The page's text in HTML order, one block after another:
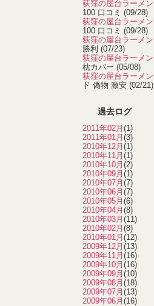
荻窪の屋台ラーメン
100 口コミ (09/28)
荻窪の屋台ラーメン
100 口コミ (09/28)
荻窪の屋台ラーメン
勝利 (07/23)
荻窪の屋台ラーメン
枕カバー (05/08)
荻窪の屋台ラーメン
ド 偽物 激安 (02/21)
過去ログ
2011年02月 (1)
2011年01月 (3)
2010年12月 (1)
2010年11月 (1)
2010年10月 (2)
2010年09月 (1)
2010年07月 (7)
2010年06月 (7)
2010年05月 (6)
2010年04月 (8)
2010年03月 (11)
2010年02月 (8)
2010年01月 (12)
2009年12月 (13)
2009年11月 (16)
2009年10月 (16)
2009年09月 (10)
2009年08月 (18)
2009年07月 (13)
2009年06月 (16)